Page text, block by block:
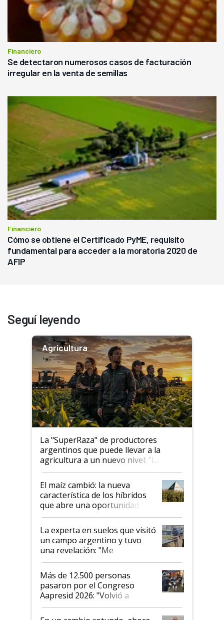
Financiero
Se detectaron numerosos casos de facturación
irregular en la venta de semillas
Financiero
Cómo se obtiene el Certificado PyME, requisito
fundamental para acceder a la moratoria 2020 de
AFIP
Seguí leyendo
Agricultura
La "SuperRaza" de productores
argentinos que puede llevar a la
agricultura a un nuevo nivel: "Las
posibilidades de crecimiento son
infinitas"
El maíz cambió: la nueva
característica de los híbridos
que abre una oportunidad en
el lote
La experta en suelos que visitó
un campo argentino y tuvo
una revelación: "Me
impresionó mucho"
Más de 12.500 personas
pasaron por el Congreso
Aapresid 2026: "Volvió a
demostrar que hablar del
suelo es hablar de todo el